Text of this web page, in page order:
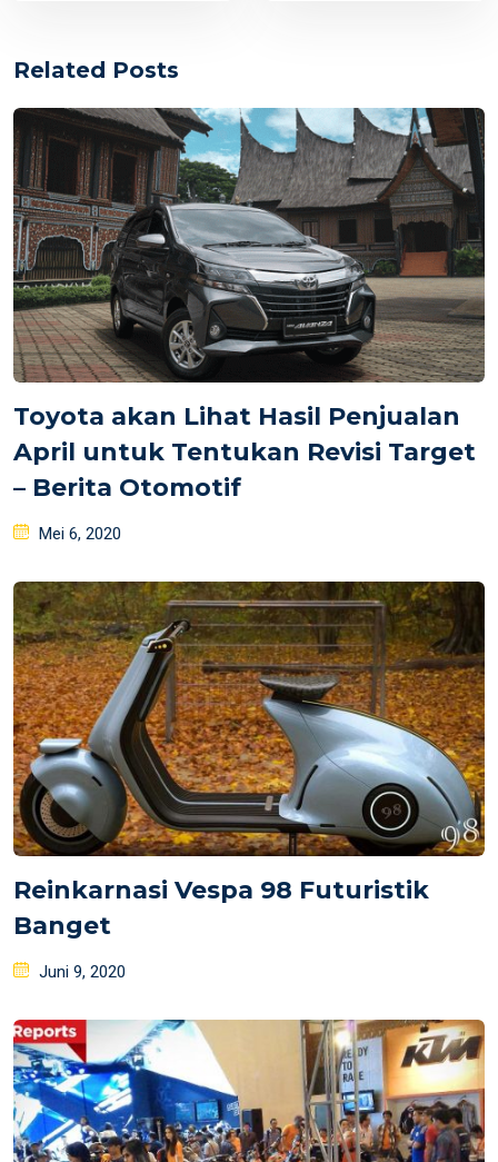
Related Posts
Toyota akan Lihat Hasil Penjualan
April untuk Tentukan Revisi Target
– Berita Otomotif
Posted
Mei 6, 2020
Reinkarnasi Vespa 98 Futuristik
Banget
Posted
Juni 9, 2020